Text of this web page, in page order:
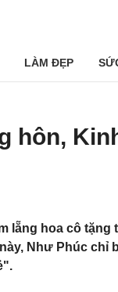
LÀM ĐẸP
hôn,
lẵng hoa cô tặng
Như Phúc chỉ